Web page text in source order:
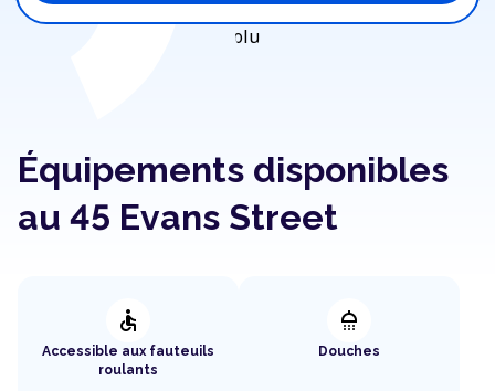
Équipements disponibles
au 45 Evans Street
accessible
Accessible aux fauteuils
roulants
shower
Douches